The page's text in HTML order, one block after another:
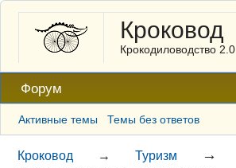
Кроковод
Крокодиловодство 2.0
Форум
Активные темы Темы без ответов
Кроковод →Туризм →